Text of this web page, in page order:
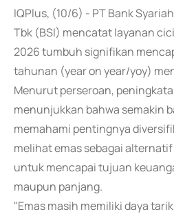
IQPlus, (10/6) - PT Bank
Tbk (BSI) mencatat layanan
2026 tumbuh signifikan
tahunan (year on year/yoy)
Menurut perseroan,
menunjukkan bahwa semakin
memahami pentingnya
melihat emas sebagai
untuk mencapai tujuan
maupun panjang.
"Emas masih memiliki daya